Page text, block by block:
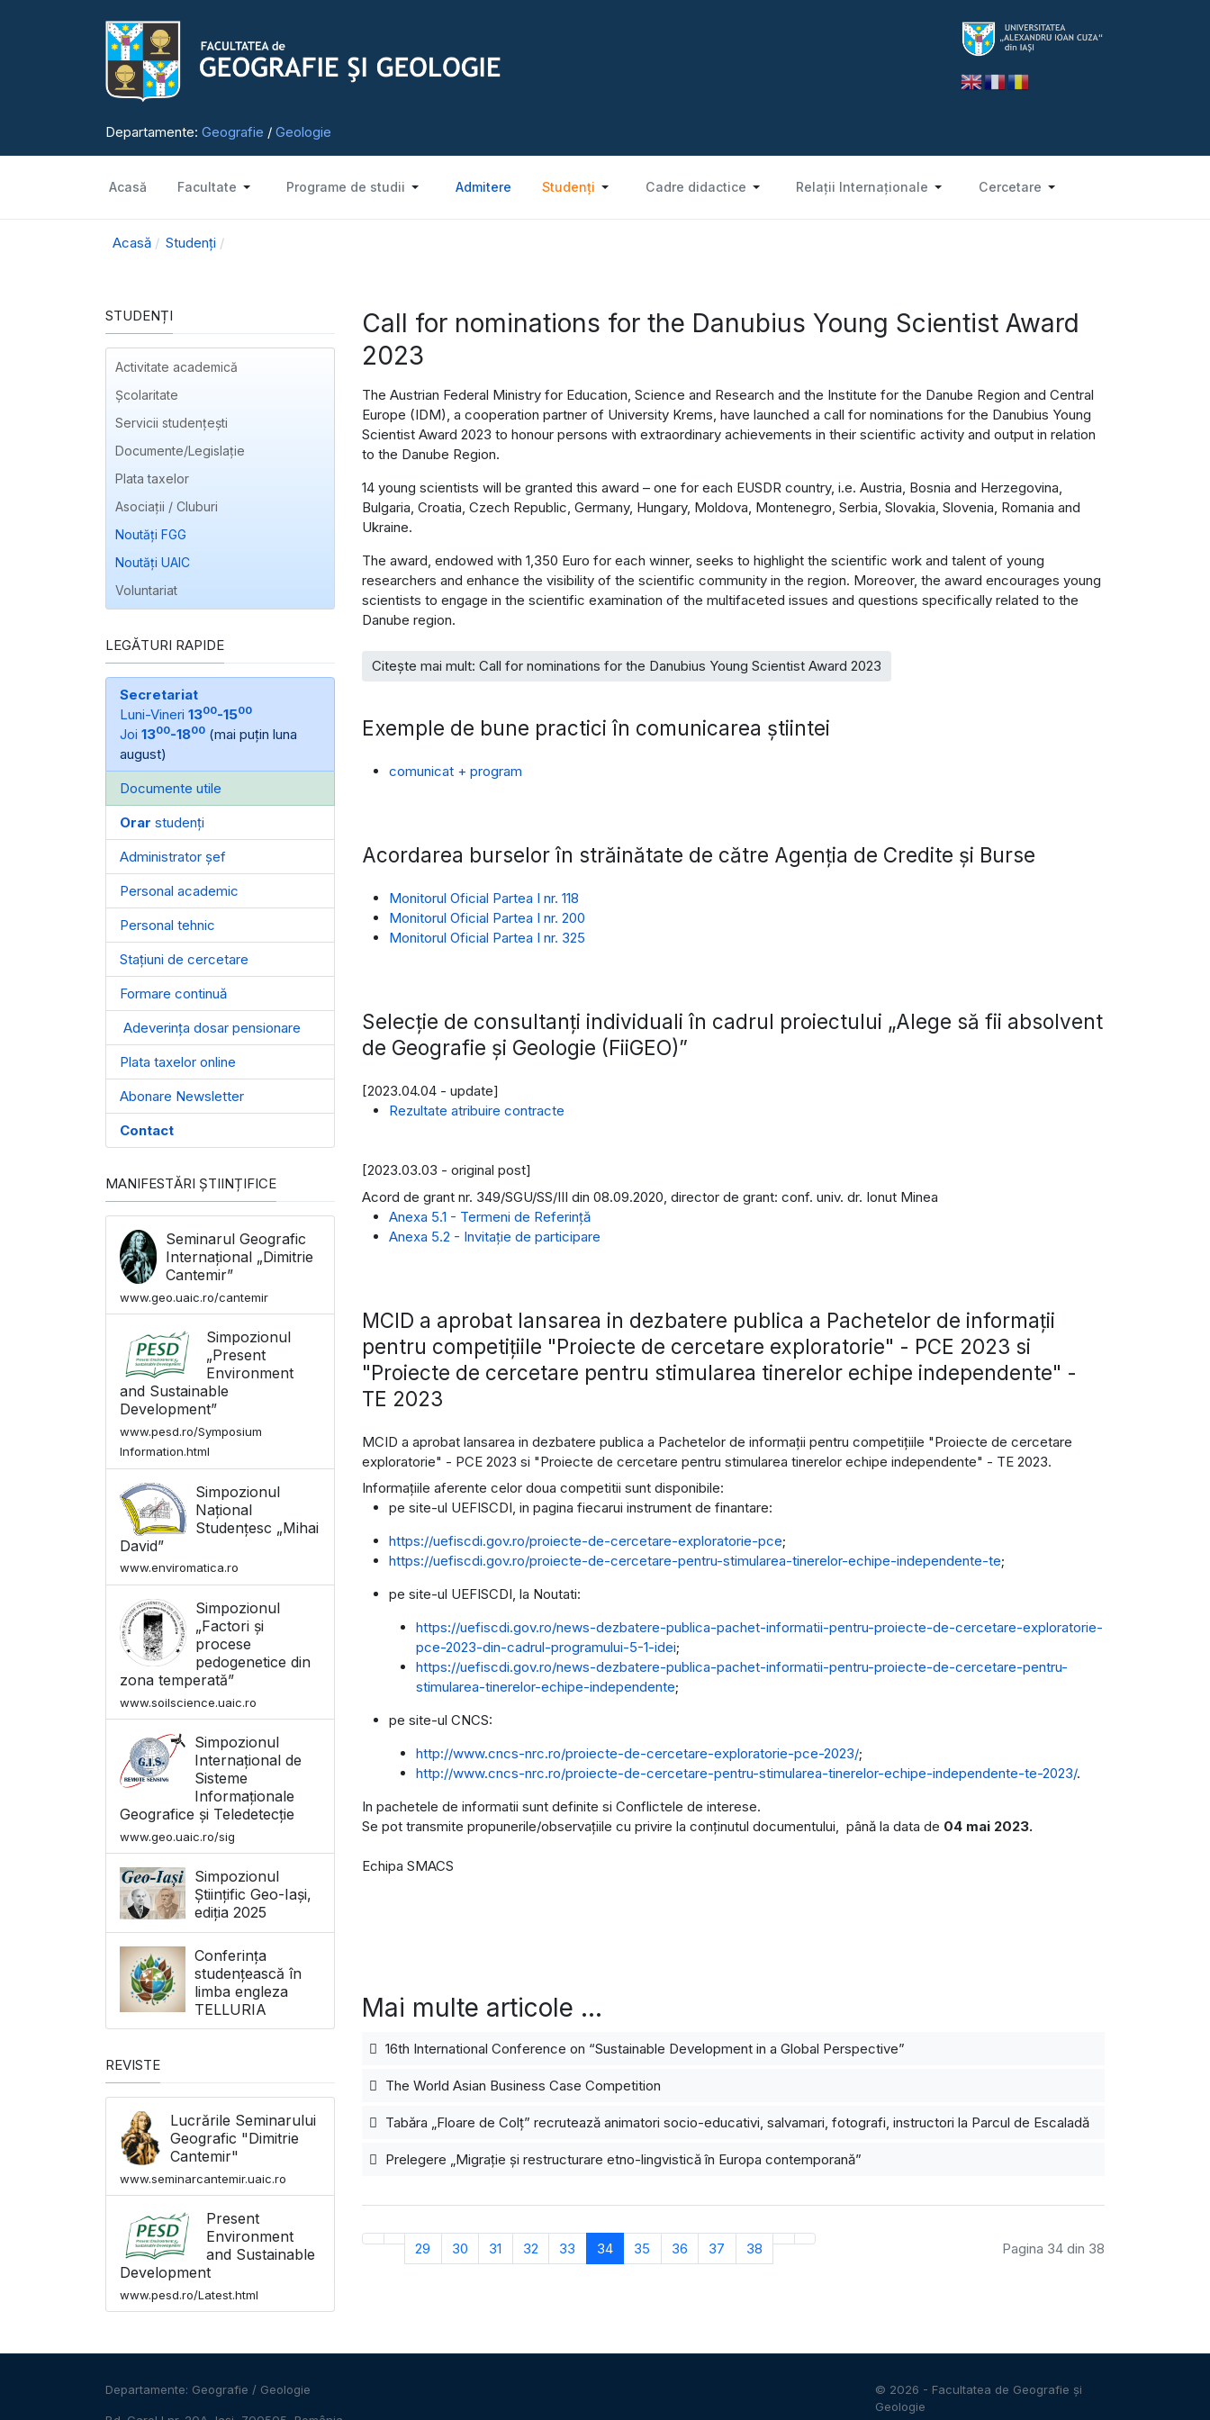
Departamente: Geografie / Geologie
Acasă Facultate Programe de studii Admitere Studenți Cadre didactice Relații Internaționale Cercetare
Acasă Studenți
Call for nominations for the Danubius Young Scientist Award
2023
The Austrian Federal Ministry for Education, Science and Research and the Institute for the Danube Region and Central
Europe (IDM), a cooperation partner of University Krems, have launched a call for nominations for the Danubius Young
Scientist Award 2023 to honour persons with extraordinary achievements in their scientific activity and output in relation
to the Danube Region.
14 young scientists will be granted this award – one for each EUSDR country, i.e. Austria, Bosnia and Herzegovina,
Bulgaria, Croatia, Czech Republic, Germany, Hungary, Moldova, Montenegro, Serbia, Slovakia, Slovenia, Romania and
Ukraine.
The award, endowed with 1,350 Euro for each winner, seeks to highlight the scientific work and talent of young
researchers and enhance the visibility of the scientific community in the region. Moreover, the award encourages young
scientists to engage in the scientific examination of the multifaceted issues and questions specifically related to the
Danube region.
Citește mai mult: Call for nominations for the Danubius Young Scientist Award 2023
Exemple de bune practici în comunicarea știintei
comunicat + program
Acordarea burselor în străinătate de către Agenția de Credite și Burse
Monitorul Oficial Partea I nr. 118
Monitorul Oficial Partea I nr. 200
Monitorul Oficial Partea I nr. 325
Selecție de consultanți individuali în cadrul proiectului „Alege să fii absolvent
de Geografie și Geologie (FiiGEO)”
[2023.04.04 - update]
Rezultate atribuire contracte
[2023.03.03 - original post]
Acord de grant nr. 349/SGU/SS/III din 08.09.2020, director de grant: conf. univ. dr. Ionut Minea
Anexa 5.1 - Termeni de Referință
Anexa 5.2 - Invitație de participare
MCID a aprobat lansarea in dezbatere publica a Pachetelor de informații
pentru competiţiile "Proiecte de cercetare exploratorie" - PCE 2023 si
"Proiecte de cercetare pentru stimularea tinerelor echipe independente" -
TE 2023
MCID a aprobat lansarea in dezbatere publica a Pachetelor de informații pentru competiţiile "Proiecte de cercetare
exploratorie" - PCE 2023 si "Proiecte de cercetare pentru stimularea tinerelor echipe independente" - TE 2023.
Informațiile aferente celor doua competitii sunt disponibile:
pe site-ul UEFISCDI, in pagina fiecarui instrument de finantare:
https://uefiscdi.gov.ro/proiecte-de-cercetare-exploratorie-pce;
https://uefiscdi.gov.ro/proiecte-de-cercetare-pentru-stimularea-tinerelor-echipe-independente-te;
pe site-ul UEFISCDI, la Noutati:
https://uefiscdi.gov.ro/news-dezbatere-publica-pachet-informatii-pentru-proiecte-de-cercetare-exploratorie-
pce-2023-din-cadrul-programului-5-1-idei;
https://uefiscdi.gov.ro/news-dezbatere-publica-pachet-informatii-pentru-proiecte-de-cercetare-pentru-
stimularea-tinerelor-echipe-independente;
pe site-ul CNCS:
http://www.cncs-nrc.ro/proiecte-de-cercetare-exploratorie-pce-2023/;
http://www.cncs-nrc.ro/proiecte-de-cercetare-pentru-stimularea-tinerelor-echipe-independente-te-2023/.
In pachetele de informatii sunt definite si Conflictele de interese.
Se pot transmite propunerile/observațiile cu privire la conținutul documentului, până la data de 04 mai 2023.
Echipa SMACS
Mai multe articole …
16th International Conference on “Sustainable Development in a Global Perspective”
The World Asian Business Case Competition
Tabăra „Floare de Colț” recrutează animatori socio-educativi, salvamari, fotografi, instructori la Parcul de Escaladă
Prelegere „Migrație și restructurare etno-lingvistică în Europa contemporană”
29 30 31 32 33 34 35 36 37 38 Pagina 34 din 38
STUDENȚI
Activitate academică
Școlaritate
Servicii studențești
Documente/Legislație
Plata taxelor
Asociații / Cluburi
Noutăți FGG
Noutăți UAIC
Voluntariat
LEGĂTURI RAPIDE
Secretariat
Luni-Vineri 1300-1500
Joi 1300-1800 (mai puțin luna
august)
Documente utile
Orar studenți
Administrator șef
Personal academic
Personal tehnic
Stațiuni de cercetare
Formare continuă
Adeverința dosar pensionare
Plata taxelor online
Abonare Newsletter
Contact
MANIFESTĂRI ȘTIINȚIFICE
Seminarul Geografic
Internațional „Dimitrie
Cantemir”
www.geo.uaic.ro/cantemir
Simpozionul
„Present
Environment
and Sustainable
Development”
www.pesd.ro/Symposium
Information.html
Simpozionul
Național
Studențesc „Mihai
David”
www.enviromatica.ro
Simpozionul
„Factori și
procese
pedogenetice din
zona temperată”
www.soilscience.uaic.ro
Simpozionul
Internațional de
Sisteme
Informaționale
Geografice și Teledetecție
www.geo.uaic.ro/sig
Simpozionul
Științific Geo-Iași,
ediția 2025
Conferința
studențească în
limba engleza
TELLURIA
REVISTE
Lucrările Seminarului
Geografic "Dimitrie
Cantemir"
www.seminarcantemir.uaic.ro
Present
Environment
and Sustainable
Development
www.pesd.ro/Latest.html
Departamente: Geografie / Geologie © 2026 - Facultatea de Geografie și
Geologie